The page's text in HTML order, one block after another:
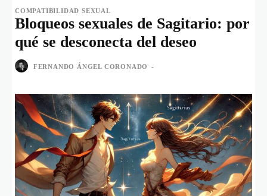
COMPATIBILIDAD SEXUAL
Bloqueos sexuales de Sagitario: por
qué se desconecta del deseo
FERNANDO ÁNGEL CORONADO -